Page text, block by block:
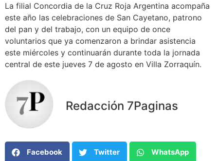
La filial Concordia de la Cruz Roja Argentina acompaña
este año las celebraciones de San Cayetano, patrono
del pan y del trabajo, con un equipo de once
voluntarios que ya comenzaron a brindar asistencia
este miércoles y continuarán durante toda la jornada
central de este jueves 7 de agosto en Villa Zorraquín.
Redacción 7Paginas
Facebook Twitter WhatsApp